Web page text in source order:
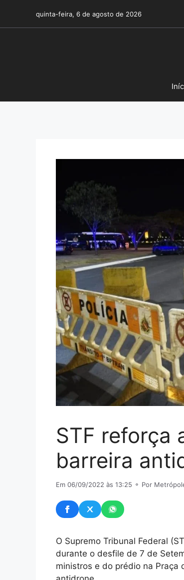
o
quinta-feira, 6 de agosto de 2026
STF reforça
barreira
Em 06/09/2022 às 13:25 ⚬ Por
O Supremo Tribunal Federal
durante o desfile de 7 de
ministros e do prédio na Praça